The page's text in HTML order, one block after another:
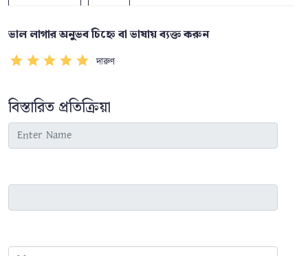
ভাল লাগার অনুভব চিহ্নে বা ভাষায় ব্যক্ত করুন
দারুণ
বিস্তারিত প্রতিক্রিয়া